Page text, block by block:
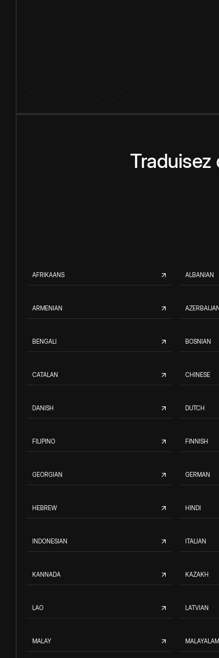
Traduisez
AFRIKAANS ALBANIAN
ARMENIAN
BENGALI BOSNIAN
CATALAN CHINESE
DANISH DUTCH
FILIPINO FINNISH
GEORGIAN GERMAN
HEBREW HINDI
INDONESIAN ITALIAN
KANNADA KAZAKH
LAO LATVIAN
MALAY MALAYALAM